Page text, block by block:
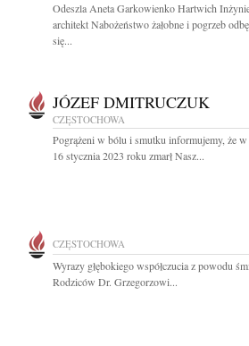
Odeszla Aneta Garkowienko Hartwich
architekt Nabożeństwo żałobne i pogrzeb
się...
JÓZEF DMITRUCZUK
CZĘSTOCHOWA
Pogrążeni w bólu i smutku informujemy, że
16 stycznia 2023 roku zmarł Nasz...
CZĘSTOCHOWA
Wyrazy głębokiego współczucia z powodu
Rodziców Dr. Grzegorzowi...